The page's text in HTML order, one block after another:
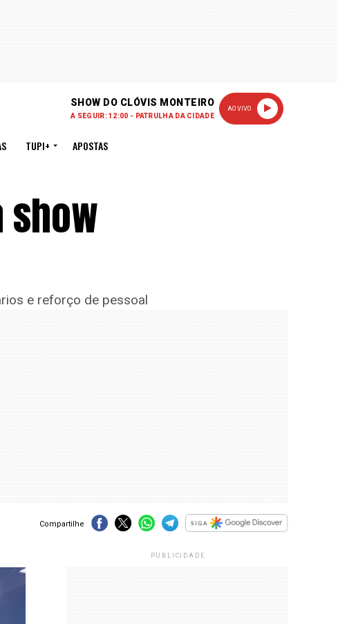
SHOW DO CLÓVIS MONTEIRO
A SEGUIR: 12:00 - PATRULHA DA CIDADE
AO VIVO
TUPI+ APOSTAS
show
e reforço de pessoal
Compartilhe
PUBLICIDADE